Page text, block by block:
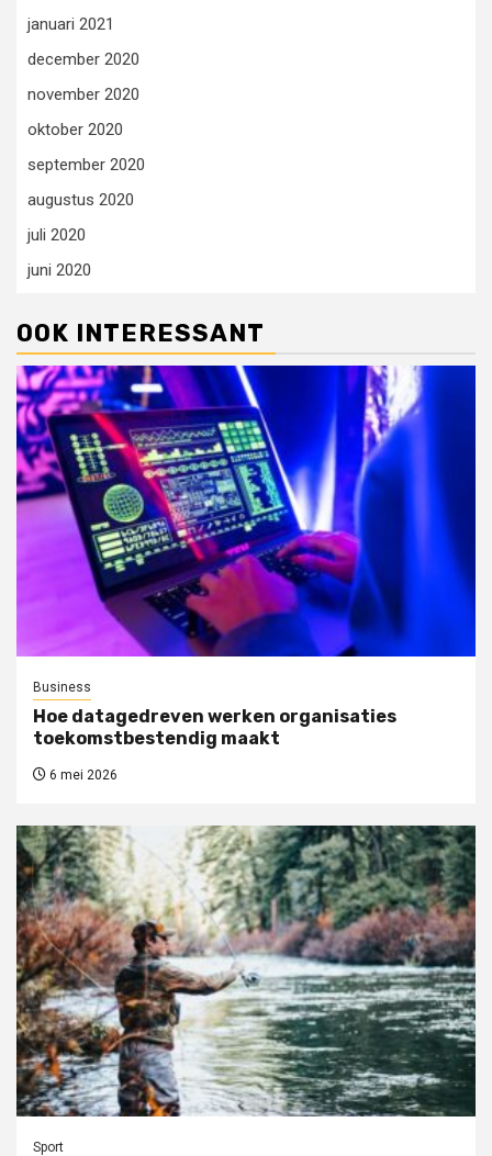
januari 2021
december 2020
november 2020
oktober 2020
september 2020
augustus 2020
juli 2020
juni 2020
OOK INTERESSANT
Business
Hoe datagedreven werken organisaties
toekomstbestendig maakt
6 mei 2026
Sport